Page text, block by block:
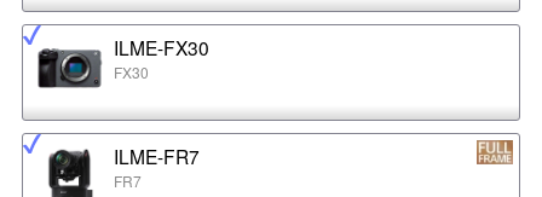
ILME-FX30
FX30
ILME-FR7
FR7